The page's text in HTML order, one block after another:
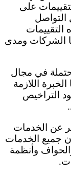
على
الشركات ومدى
في مجال
اللازمة
التراخيص
عن الخدمات
جميع الخدمات
وأنظمة